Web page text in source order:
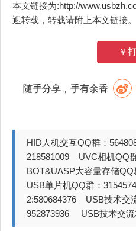
本文链接为:http://
迎转载，转载请附上本文链接。
￥
随手分享，手有余香
HID人机交互QQ群：
218581009 UVC相机QQ
BOT&UASP大容量存储
USB单片机QQ群：
2:580684376 USB技术交
952873936 USB技术交流